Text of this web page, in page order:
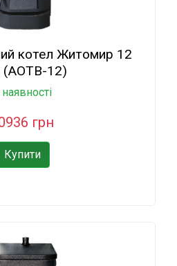
котел Житомир 12
(АОТВ-12)
грн
Купити